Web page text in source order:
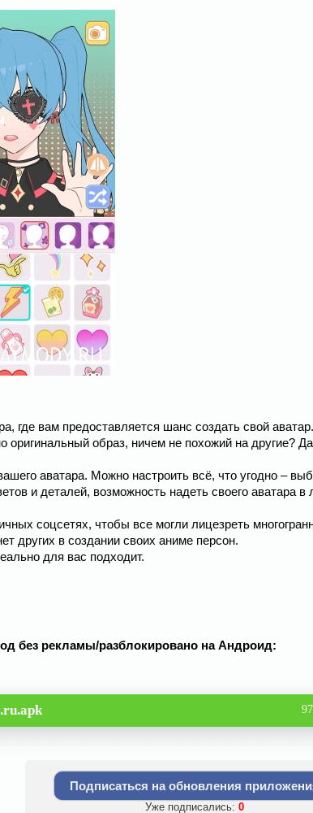
где вам предоставляется шанс создать свой
оригинальный образ, ничем не похожий на другие?
аватара. Можно настроить всё, что угодно –
и деталей, возможность надеть своего аватара
соцсетях, чтобы все могли лицезреть
других в создании своих аниме персон.
для вас подходит.
без рекламы/разблокировано на Андроид:
Подписаться на обновления
Уже подписались: 0